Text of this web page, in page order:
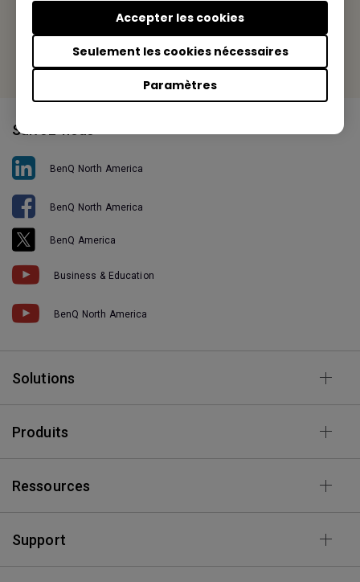
Paramètres
Seulement les cookies nécessaires
Accepter les cookies
Suivez-nous
BenQ North America
BenQ North America
BenQ America
Business & Education
BenQ North America
Solutions
Produits
Ressources
Support